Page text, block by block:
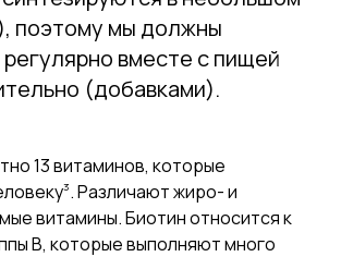
поэтому мы должны
регулярно вместе с пищей
(добавками).
13 витаминов, которые
3. Различают жиро- и
витамины. Биотин относится к
В, которые выполняют много